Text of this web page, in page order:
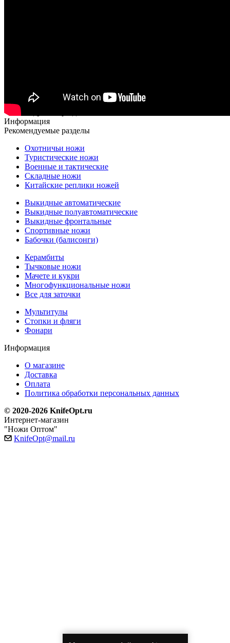
Рекомендуемые разделы
Информация
Рекомендуемые разделы
Охотничьи ножи
Туристические ножи
Военные и тактические
Складные ножи
Китайские реплики ножей
Выкидные автоматические
Выкидные полуавтоматические
Выкидные фронтальные
Спортивные ножи
Бабочки (балисонги)
Керамбиты
Тычковые ножи
Мачете и кукри
Многофункциональные ножи
Все для заточки
Мультитулы
Стопки и фляги
Фонари
Информация
О магазине
Доставка
Оплата
Политика обработки персональных данных
© 2020-2026 KnifeOpt.ru
Интернет-магазин
"Ножи Оптом"
KnifeOpt@mail.ru